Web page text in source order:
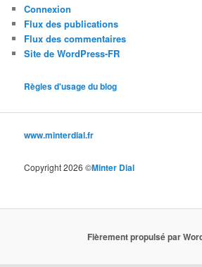
Connexion
Flux des publications
Flux des commentaires
Site de WordPress-FR
Règles d'usage du blog
www.minterdial.fr
Copyright 2026 ©Minter Dial
Fièrement propulsé par